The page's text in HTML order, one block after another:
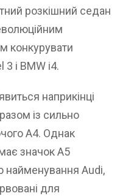
розкішний седан
конкурувати
і BMW i4.
наприкінці
із сильно
A4. Однак
значок A5
найменування Audi,
для